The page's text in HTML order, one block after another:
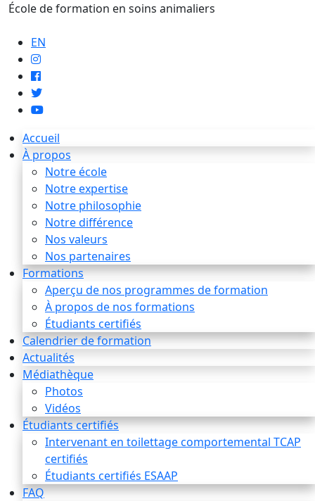
École de formation en soins animaliers
EN
Accueil
À propos
Notre école
Notre expertise
Notre philosophie
Notre différence
Nos valeurs
Nos partenaires
Formations
Aperçu de nos programmes de formation
À propos de nos formations
Étudiants certifiés
Calendrier de formation
Actualités
Médiathèque
Photos
Vidéos
Étudiants certifiés
Intervenant en toilettage comportemental TCAP
certifiés
Étudiants certifiés ESAAP
FAQ